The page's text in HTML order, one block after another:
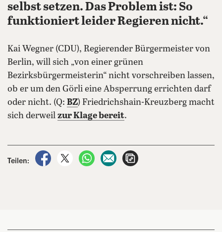
selbst setzen. Das Problem ist: So
funktioniert leider Regieren nicht.“
Kai Wegner (CDU), Regierender Bürgermeister von
Berlin, will sich „von einer grünen
Bezirksbürgermeisterin“ nicht vorschreiben lassen,
ob er um den Görli eine Absperrung errichten darf
oder nicht. (Q: BZ) Friedrichshain-Kreuzberg macht
sich derweil zur Klage bereit.
Teilen:
auf Facebook teilen
auf X teilenper WhatsApp teilen
per E-Mail teilen